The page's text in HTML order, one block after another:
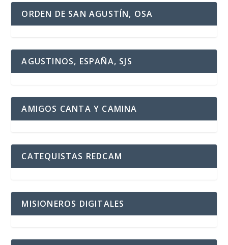
ORDEN DE SAN AGUSTÍN, OSA
AGUSTINOS, ESPAÑA, SJS
AMIGOS CANTA Y CAMINA
CATEQUISTAS REDCAM
MISIONEROS DIGITALES